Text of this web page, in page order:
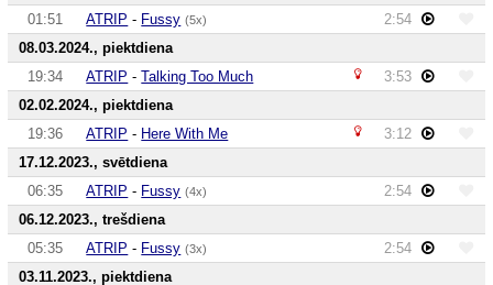
01:51
ATRIP - Fussy (5x)
2:54
08.03.2024., piektdiena
19:34
ATRIP -Talking Too Much
3:53
02.02.2024., piektdiena
19:36
ATRIP - Here With Me
3:12
17.12.2023., svētdiena
06:35
ATRIP - Fussy (4x)
2:54
06.12.2023., trešdiena
05:35
ATRIP - Fussy (3x)
2:54
03.11.2023., piektdiena